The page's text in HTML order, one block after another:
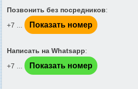
Позвонить без посредников:
+7 ...
Показать номер
Написать на Whatsapp:
+7 ...
Показать номер